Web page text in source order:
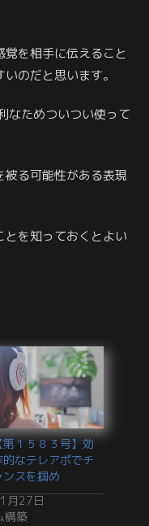
を相手に伝えること
のだと思います。
なためついつい使って
る可能性がある表現
とを知っておくとよい
【第１５８３号】効
的なテレアポでチ
ンスを掴め
月27日
構築